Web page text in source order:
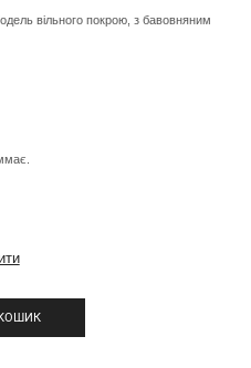
вільного покрою, з бавовняним